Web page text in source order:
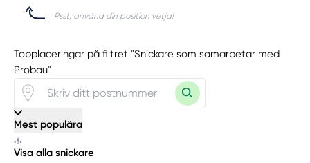
Psst, använd din position vetja!
Topplaceringar på filtret "Snickare som samarbetar med
Probau"
Mest populära
Visa alla snickare